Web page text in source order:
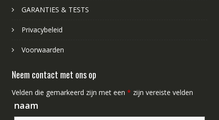
GARANTIES & TESTS
Privacybeleid
Voorwaarden
Neem contact met ons op
Velden die gemarkeerd zijn met een * zijn vereiste velden
naam